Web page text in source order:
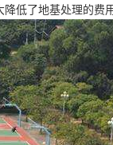
低了地基处理的费